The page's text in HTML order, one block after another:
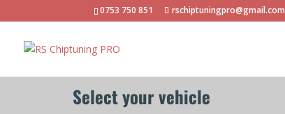
0753 750 851 rschiptuningpro@gmail.com